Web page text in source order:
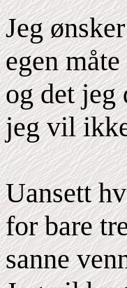
Jeg
egen
og det jeg
jeg vil
Uansett
for bare
sanne